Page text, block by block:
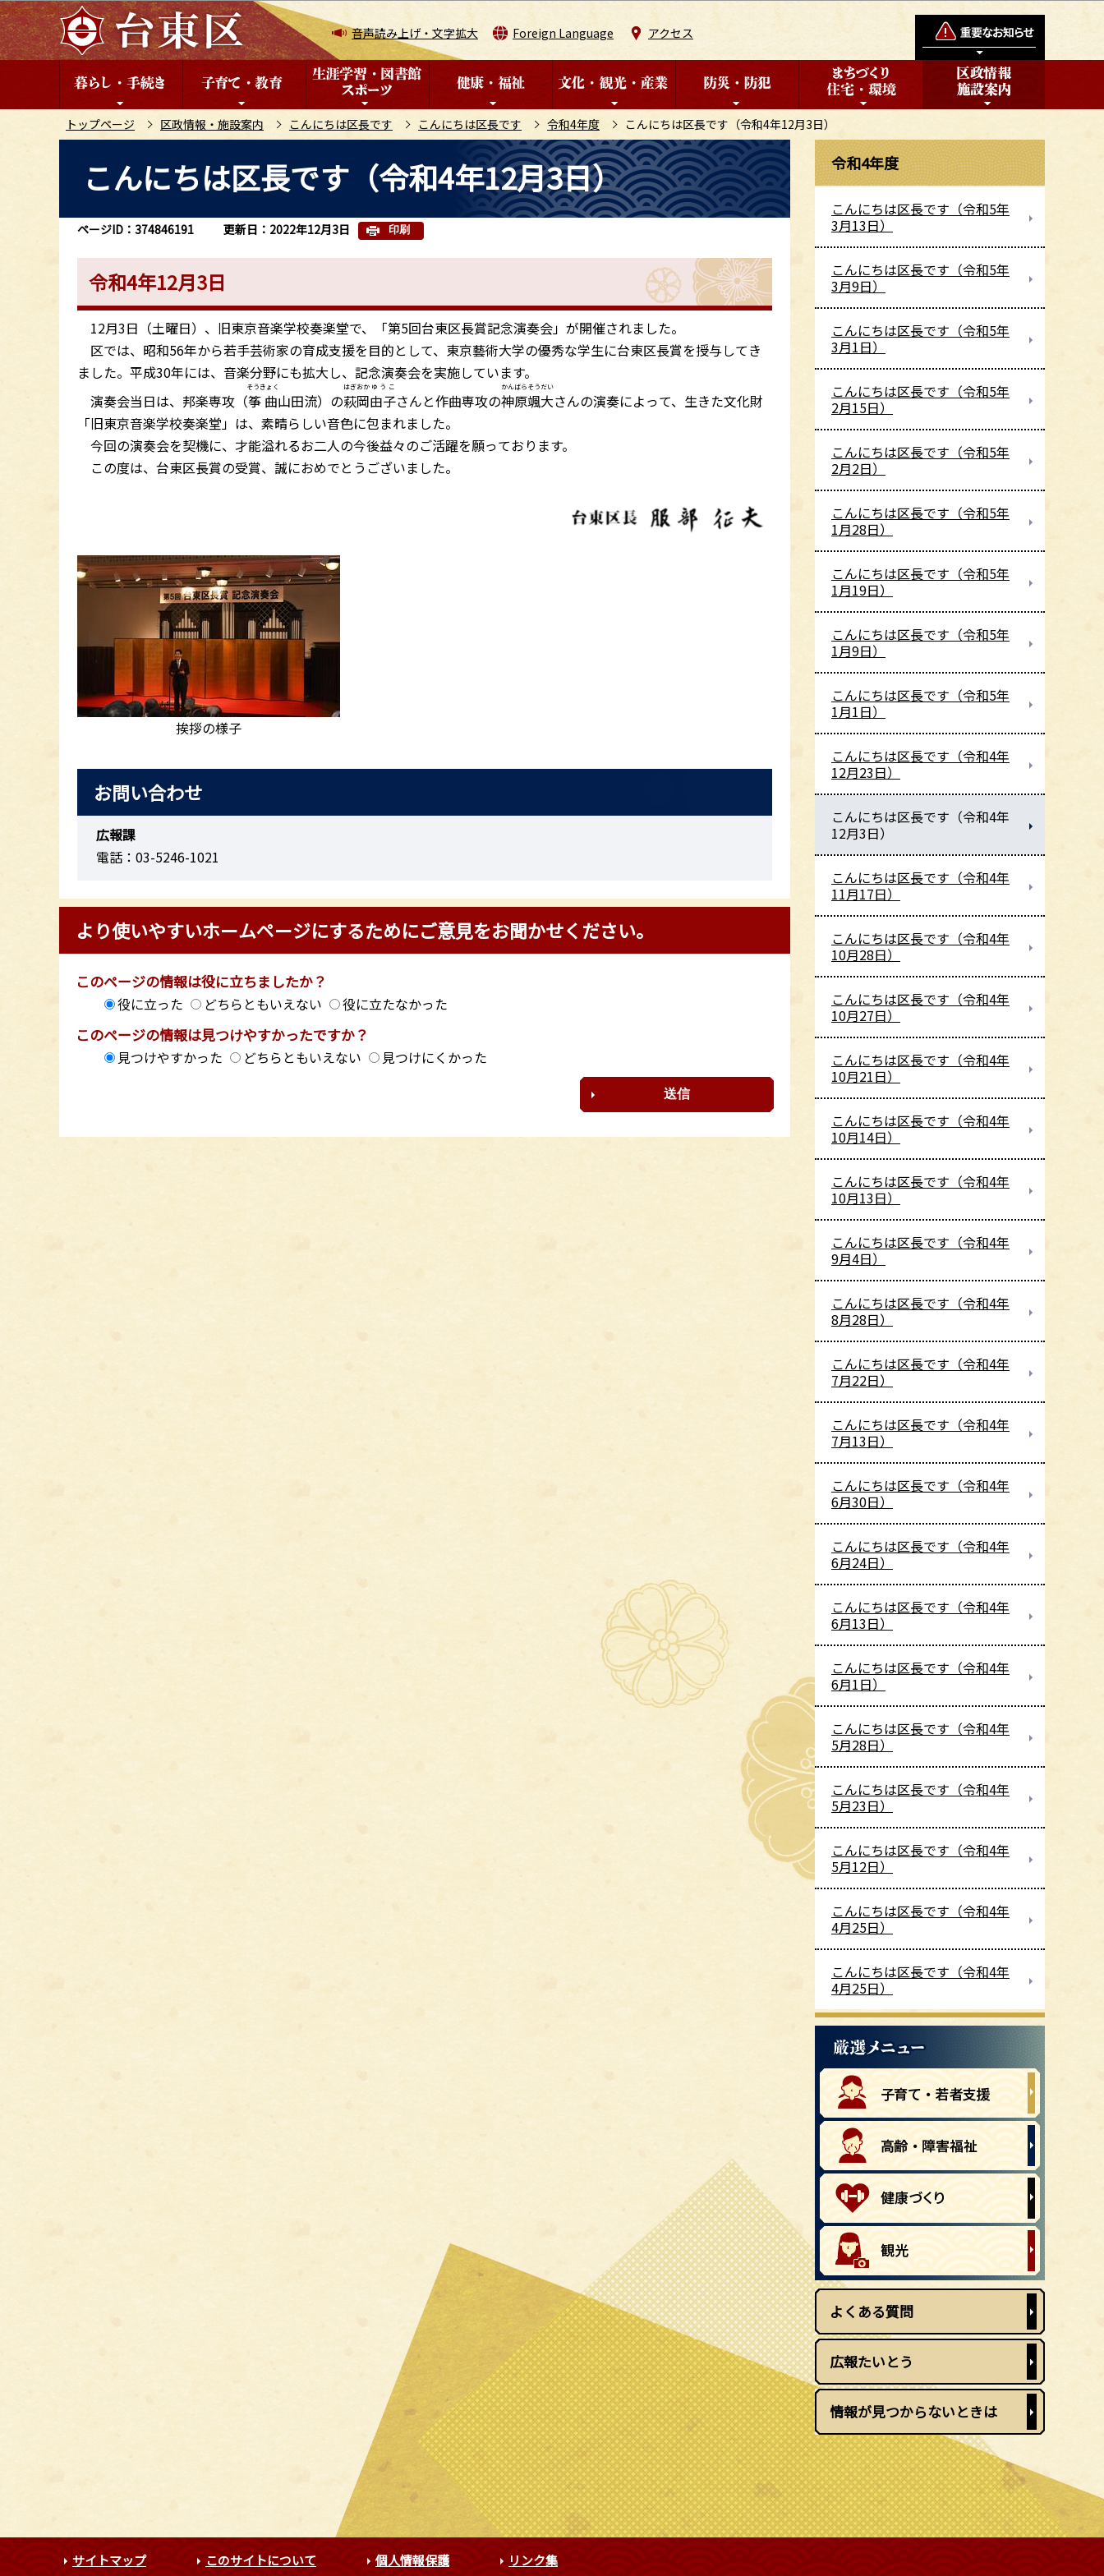
こ
の
ペ
音声読み上げ・文字拡大 Foreign Language アクセス
トップページ 区政情報・施設案内 こんにちは区長です こんにちは区長です 令和4年度 こんにちは区長です（令和4年12月3日）
こ
こんにちは区長です（令和4年12月3日）
ページID：374846191 更新日：2022年12月3日 印刷
令和4年12月3日
12月3日（土曜日）、旧東京音楽学校奏楽堂で、「第5回台東区長賞記念演奏会」が開催されました。
区では、昭和56年から若手芸術家の育成支援を目的として、東京藝術大学の優秀な学生に台東区長賞を授与してき
ました。平成30年には、音楽分野にも拡大し、記念演奏会を実施しています。
演奏会当日は、邦楽専攻（筝曲
そうきょく
山田流）の萩岡
はぎおか
由子
ゆうこ
さんと作曲専攻の神原
かんばら
颯
そう
大
だい
さんの演奏によって、生きた文化財
「旧東京音楽学校奏楽堂」は、素晴らしい音色に包まれました。
今回の演奏会を契機に、才能溢れるお二人の今後益々のご活躍を願っております。
この度は、台東区長賞の受賞、誠におめでとうございました。
挨拶の様子
お問い合わせ
広報課
電話：03-5246-1021
より使いやすいホームページにするためにご意見をお聞かせください。
このページの情報は役に立ちましたか？
役に立った どちらともいえない 役に立たなかった
このページの情報は見つけやすかったですか？
見つけやすかった どちらともいえない 見つけにくかった
令和4年度
こんにちは区長です（令和5年
3月13日）
こんにちは区長です（令和5年
3月9日）
こんにちは区長です（令和5年
3月1日）
こんにちは区長です（令和5年
2月15日）
こんにちは区長です（令和5年
2月2日）
こんにちは区長です（令和5年
1月28日）
こんにちは区長です（令和5年
1月19日）
こんにちは区長です（令和5年
1月9日）
こんにちは区長です（令和5年
1月1日）
こんにちは区長です（令和4年
12月23日）
こんにちは区長です（令和4年
12月3日）
こんにちは区長です（令和4年
11月17日）
こんにちは区長です（令和4年
10月28日）
こんにちは区長です（令和4年
10月27日）
こんにちは区長です（令和4年
10月21日）
こんにちは区長です（令和4年
10月14日）
こんにちは区長です（令和4年
10月13日）
こんにちは区長です（令和4年
9月4日）
こんにちは区長です（令和4年
8月28日）
こんにちは区長です（令和4年
7月22日）
こんにちは区長です（令和4年
7月13日）
こんにちは区長です（令和4年
6月30日）
こんにちは区長です（令和4年
6月24日）
こんにちは区長です（令和4年
6月13日）
こんにちは区長です（令和4年
6月1日）
こんにちは区長です（令和4年
5月28日）
こんにちは区長です（令和4年
5月23日）
こんにちは区長です（令和4年
5月12日）
こんにちは区長です（令和4年
4月25日）
こんにちは区長です（令和4年
4月25日）
よくある質問
広報たいとう
情報が見つからないときは
サイトマップ このサイトについて 個人情報保護 リンク集